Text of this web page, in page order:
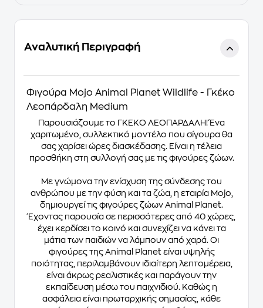
Αναλυτική Περιγραφή
Φιγούρα Mojo Animal Planet Wildlife - Γκέκο
Λεοπάρδαλη Medium
Παρουσιάζουμε το ΓΚΕΚΟ ΛΕΟΠΑΡΔΑΛΗ! Ένα
χαριτωμένο, συλλεκτικό μοντέλο που σίγουρα θα
σας χαρίσει ώρες διασκέδασης. Είναι η τέλεια
προσθήκη στη συλλογή σας με τις φιγούρες ζώων.
Με γνώμονα την ενίσχυση της σύνδεσης του
ανθρώπου με την φύση και τα ζώα, η εταιρία Mojo,
δημιουργεί τις φιγούρες ζώων Animal Planet.
Έχοντας παρουσία σε περισσότερες από 40 χώρες,
έχει κερδίσει το κοινό και συνεχίζει να κάνει τα
μάτια των παιδιών να λάμπουν από χαρά. Οι
φιγούρες της Animal Planet είναι υψηλής
ποιότητας, περιλαμβάνουν ιδιαίτερη λεπτομέρεια,
είναι άκρως ρεαλιστικές και παράγουν την
εκπαίδευση μέσω του παιχνιδιού. Καθώς η
ασφάλεια είναι πρωταρχικής σημασίας, κάθε